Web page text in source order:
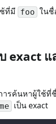
ที่มี foo ในชื่
exact แ
รค้นหาผู้ใช้ที่
เป็น exact